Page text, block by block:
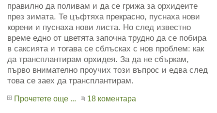
правилно да поливам и да се грижа за орхидеите
през зимата. Те цъфтяха прекрасно, пуснаха нови
корени и пуснаха нови листа. Но след известно
време едно от цветята започна трудно да се побира
в саксията и тогава се сблъсках с нов проблем: как
да трансплантирам орхидея. За да не сбъркам,
първо внимателно проучих този въпрос и едва след
това се заех да трансплантирам.
Прочетете още ... 18 коментара